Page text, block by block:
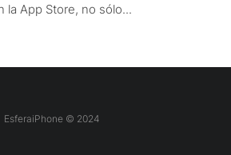
la App Store, no sólo...
EsferaiPhone © 2024